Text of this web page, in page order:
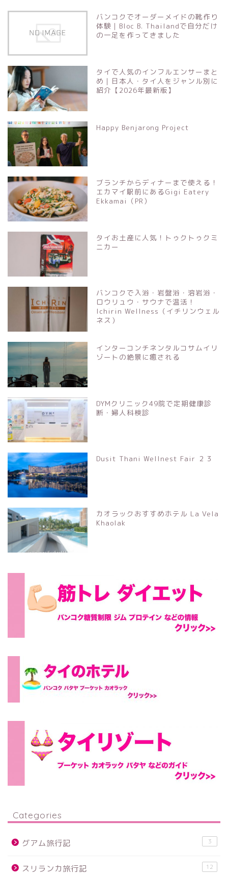
バンコクでオーダーメイドの靴作り
体験｜Bloc B. Thailandで自分だけ
の一足を作ってきました
タイで人気のインフルエンサーまと
め｜日本人・タイ人をジャンル別に
紹介【2026年最新版】
Happy Benjarong Project
ブランチからディナーまで使える！
エカマイ駅前にあるGigi Eatery
Ekkamai（PR）
タイお土産に人気！トゥクトゥクミ
ニカー
バンコクで入浴・岩盤浴・溶岩浴・
ロウリュウ・サウナで温活！
Ichirin Wellness（イチリンウェル
ネス）
インターコンチネンタルコサムイリ
ゾートの絶景に癒される
DYMクリニック49院で定期健康診
断・婦人科検診
Dusit Thani Wellnest Fair ２３
カオラックおすすめホテル La Vela
Khaolak
Categories
グアム旅行記 3
スリランカ旅行記 12